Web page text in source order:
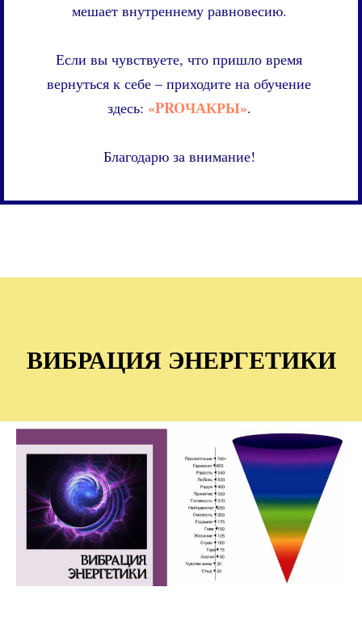
мешает внутреннему равновесию.
Если вы чувствуете, что пришло время
вернуться к себе – приходите на обучение
здесь: «PROЧАКРЫ».
Благодарю за внимание!
ВИБРАЦИЯ ЭНЕРГЕТИКИ